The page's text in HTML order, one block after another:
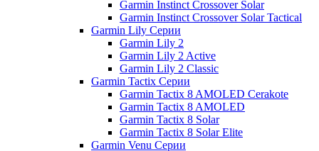
Garmin Instinct Crossover Solar
Garmin Instinct Crossover Solar Tactical
Garmin Lily Серии
Garmin Lily 2
Garmin Lily 2 Active
Garmin Lily 2 Classic
Garmin Tactix Серии
Garmin Tactix 8 AMOLED Cerakote
Garmin Tactix 8 AMOLED
Garmin Tactix 8 Solar
Garmin Tactix 8 Solar Elite
Garmin Venu Серии